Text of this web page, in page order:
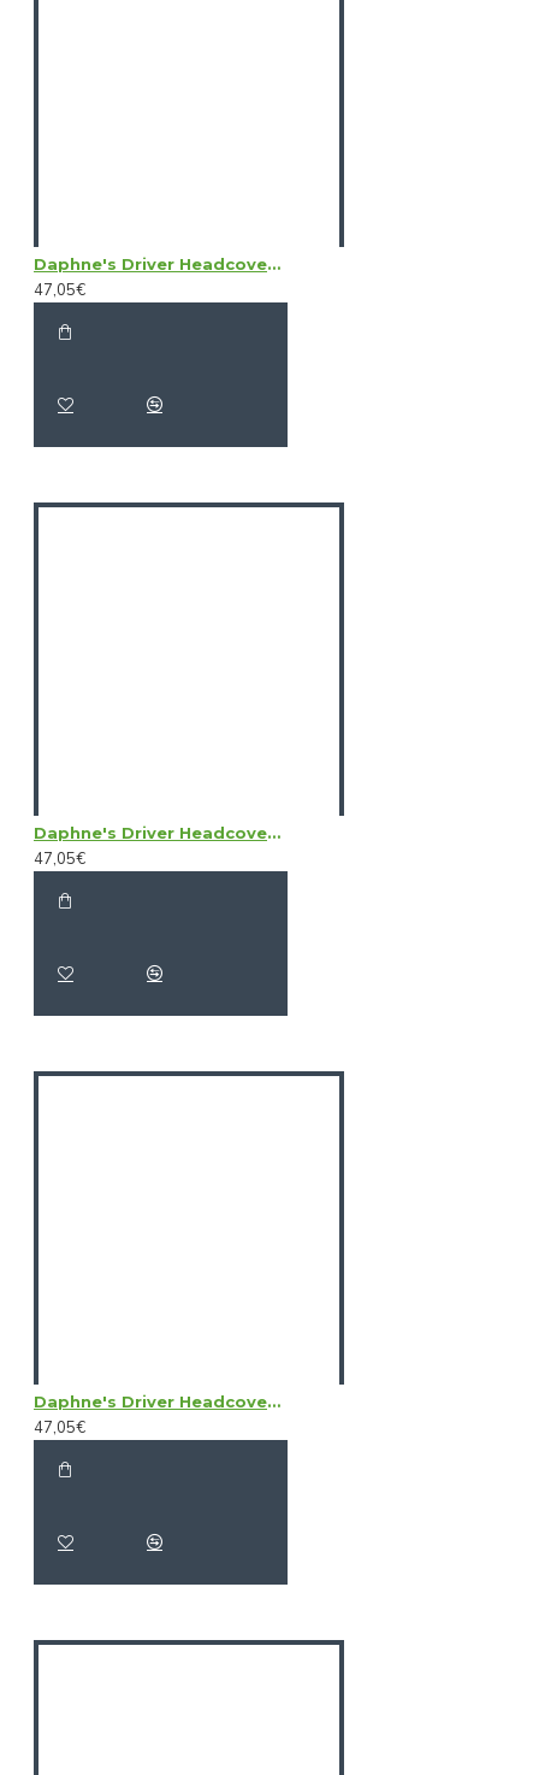
Daphne's Driver Headcovers - Alligator
47,05€
Daphne's Driver Headcovers - Australian Shepherd
47,05€
Daphne's Driver Headcovers - Birdie
47,05€